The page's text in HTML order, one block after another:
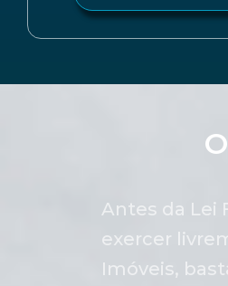
Antes da Lei
exercer
Imóveis,